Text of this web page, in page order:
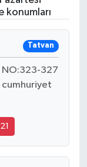
Tatvan
NO:323-327
cumhuriyet